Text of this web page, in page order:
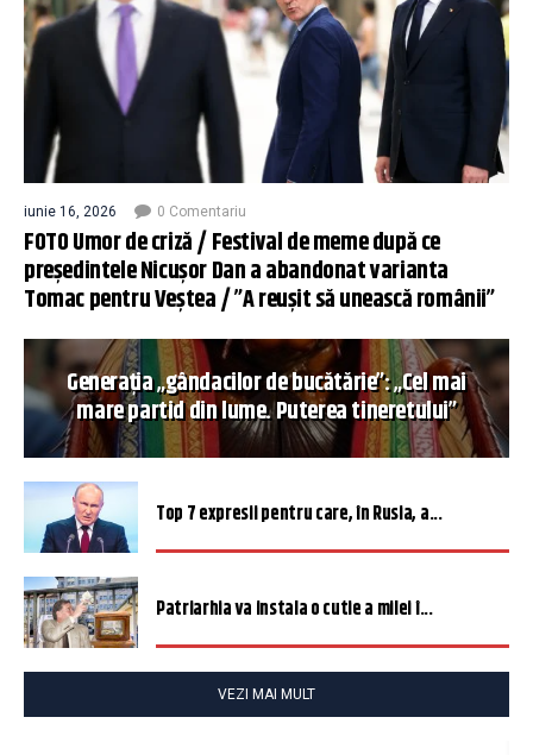
iunie 16, 2026 0 Comentariu
FOTO Umor de criză / Festival de meme după ce
președintele Nicușor Dan a abandonat varianta
Tomac pentru Veștea / ”A reușit să unească românii”
Generația „gândacilor de bucătărie”: „Cel mai
mare partid din lume. Puterea tineretului”
Top 7 expresii pentru care, în Rusia, a...
Patriarhia va instala o cutie a milei î...
VEZI MAI MULT